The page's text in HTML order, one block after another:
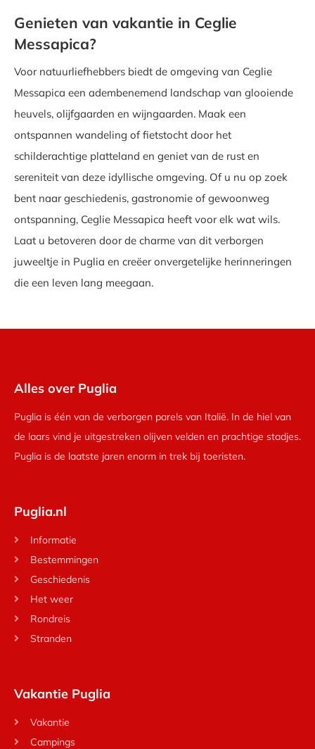
Genieten van vakantie in Ceglie
Messapica?
Voor natuurliefhebbers biedt de omgeving van Ceglie
Messapica een adembenemend landschap van glooiende
heuvels, olijfgaarden en wijngaarden. Maak een
ontspannen wandeling of fietstocht door het
schilderachtige platteland en geniet van de rust en
sereniteit van deze idyllische omgeving. Of u nu op zoek
bent naar geschiedenis, gastronomie of gewoonweg
ontspanning, Ceglie Messapica heeft voor elk wat wils.
Laat u betoveren door de charme van dit verborgen
juweeltje in Puglia en creëer onvergetelijke herinneringen
die een leven lang meegaan.
Alles over Puglia
Puglia is één van de verborgen parels van Italië. In de hiel van
de laars vind je uitgestreken olijven velden en prachtige stadjes.
Puglia is de laatste jaren enorm in trek bij toeristen.
Puglia.nl
Informatie
Bestemmingen
Geschiedenis
Het weer
Rondreis
Stranden
Vakantie Puglia
Vakantie
Campings